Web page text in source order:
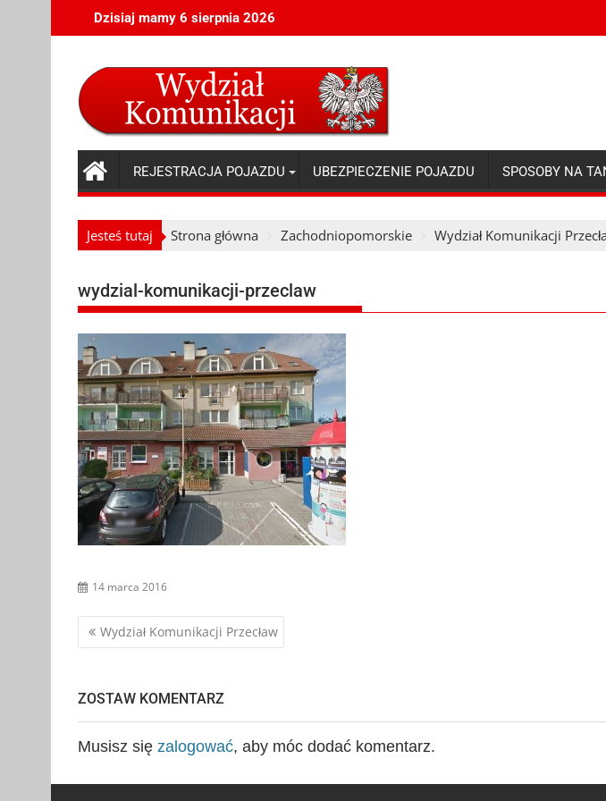
to
Dzisiaj mamy 6 sierpnia 2026
REJESTRACJA POJAZDU UBEZPIECZENIE POJAZDU SPOSOBY NA
Jesteś tutaj Strona główna Zachodniopomorskie Wydział Komunikacji
wydzial-komunikacji-przeclaw
14 marca 2016
Nawigacja
Wydział Komunikacji Przecław
ZOSTAW KOMENTARZ
Musisz się zalogować, aby móc dodać komentarz.